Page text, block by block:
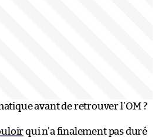
avant de retrouver l’OM ?
qui n’a finalement pas duré